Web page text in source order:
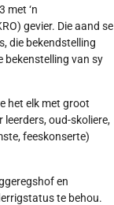
met ‘n
gevier. Die aand se
die bekendstelling
bekenstelling van sy
het elk met groot
oud-skoliere,
feeskonserte)
en
te behou.